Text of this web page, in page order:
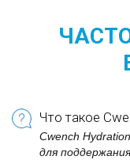
Что такое
Cwench
для